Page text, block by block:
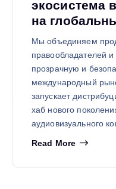
экосистема
на
Мы объединяем
правообладателей
прозрачную и
международный
запускает
хаб нового
аудиовизуального
Read More